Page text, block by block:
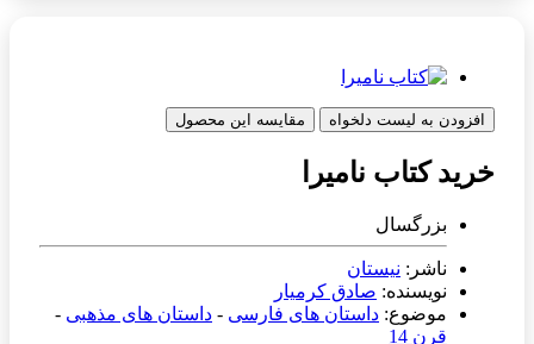
افزودن به لیست دلخواه مقایسه این محصول
خرید کتاب نامیرا
بزرگسال
ناشر: نیستان
نویسنده: صادق کرمیار
موضوع: داستان های فارسی - داستان های مذهبی -
قرن 14